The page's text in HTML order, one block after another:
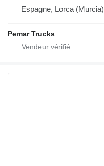
Espagne, Lorca (Murcia)
Pemar Trucks